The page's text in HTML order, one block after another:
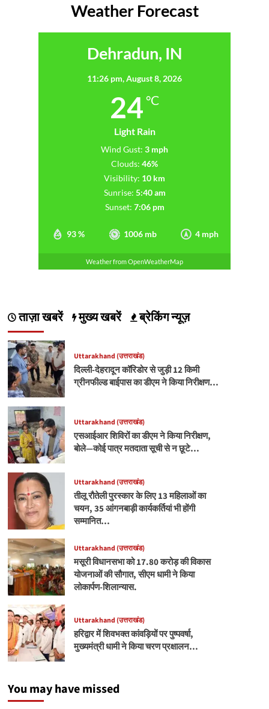
Weather Forecast
Dehradun, IN
11:26 pm,August 8, 2026
24 °C
Light Rain
93 % 1006 mb 4 mph
Wind Gust: 3 mph
Clouds: 46%
Visibility: 10 km
Sunrise: 5:40 am
Sunset: 7:06 pm
Weather from OpenWeatherMap
ताज़ा खबरें मुख्य खबरें ब्रेकिंग न्यूज़
Uttarakhand (उत्तराखंड)
दिल्ली-देहरादून कॉरिडोर से जुड़ी 12 किमी
ग्रीनफील्ड बाईपास का डीएम ने किया निरीक्षण…
Uttarakhand (उत्तराखंड)
एसआईआर शिविरों का डीएम ने किया निरीक्षण,
बोले—कोई पात्र मतदाता सूची से न छूटे…
Uttarakhand (उत्तराखंड)
तीलू रौतेली पुरस्कार के लिए 13 महिलाओं का
चयन, 35 आंगनबाड़ी कार्यकर्तियां भी होंगी
सम्मानित…
Uttarakhand (उत्तराखंड)
मसूरी विधानसभा को 17.80 करोड़ की विकास
योजनाओं की सौगात, सीएम धामी ने किया
लोकार्पण-शिलान्यास.
Uttarakhand (उत्तराखंड)
हरिद्वार में शिवभक्त कांवड़ियों पर पुष्पवर्षा,
मुख्यमंत्री धामी ने किया चरण प्रक्षालन…
You may have missed